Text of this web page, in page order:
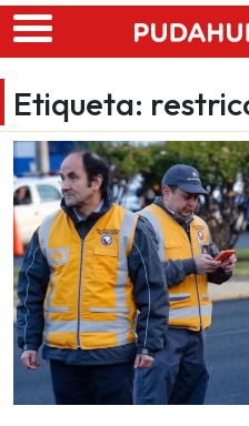
Skip to main content
Etiqueta: